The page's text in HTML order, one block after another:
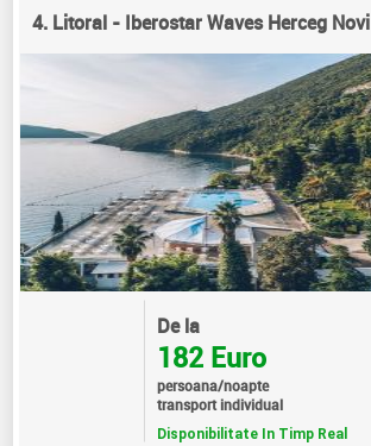
4. Litoral - Iberostar Waves Herceg Novi
De la
182 Euro
persoana/noapte
transport individual
Disponibilitate In Timp Real